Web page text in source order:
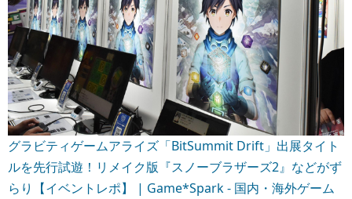
グラビティゲームアライズ「BitSummit Drift」出展タイト
ルを先行試遊！リメイク版『スノーブラザーズ2』などがず
らり【イベントレポ】 | Game*Spark - 国内・海外ゲーム